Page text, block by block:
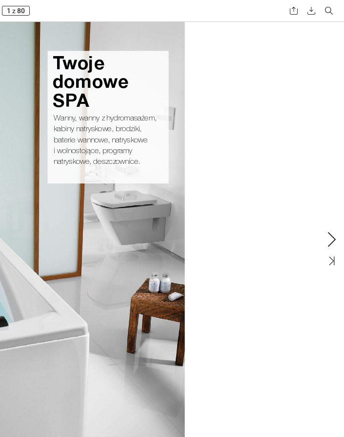
1 z 80
Wanny, wanny z hydromasażem,
kabiny natryskowe, brodziki,
baterie wannowe, natryskowe
i wolnostojące, programy
natryskowe, deszczownice.
Twoje
d omowe
S PA